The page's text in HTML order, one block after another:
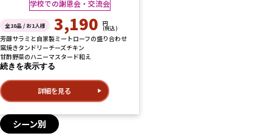
学校での謝恩会・交流会
全10品 / お1人様 3,190 円
(税込)
芳醇サラミと自家製ミートローフの盛り合わせ
窯焼きタンドリーチーズチキン
甘酢野菜のハニーマスタード和え
続きを表示する
詳細を見る
シーン別